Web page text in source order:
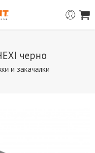
черно
и закачалки